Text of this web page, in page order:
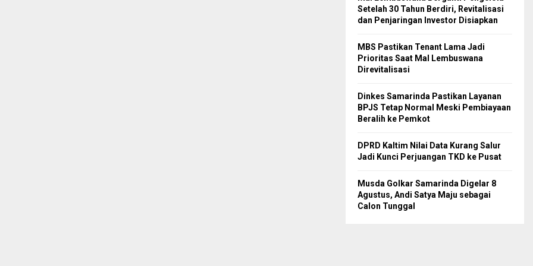
Setelah 30 Tahun Berdiri, Revitalisasi
dan Penjaringan Investor Disiapkan
MBS Pastikan Tenant Lama Jadi
Prioritas Saat Mal Lembuswana
Direvitalisasi
Dinkes Samarinda Pastikan Layanan
BPJS Tetap Normal Meski Pembiayaan
Beralih ke Pemkot
DPRD Kaltim Nilai Data Kurang Salur
Jadi Kunci Perjuangan TKD ke Pusat
Musda Golkar Samarinda Digelar 8
Agustus, Andi Satya Maju sebagai
Calon Tunggal